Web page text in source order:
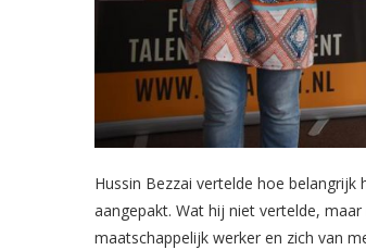
Hussin Bezzai vertelde hoe
aangepakt. Wat hij niet vertelde,
maatschappelijk werker en zich van